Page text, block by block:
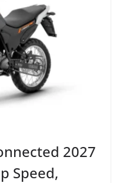
2027
Speed,